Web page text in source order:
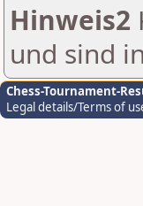
Hinweis2
und sind
Chess-Tournament-
Legal details/Terms of